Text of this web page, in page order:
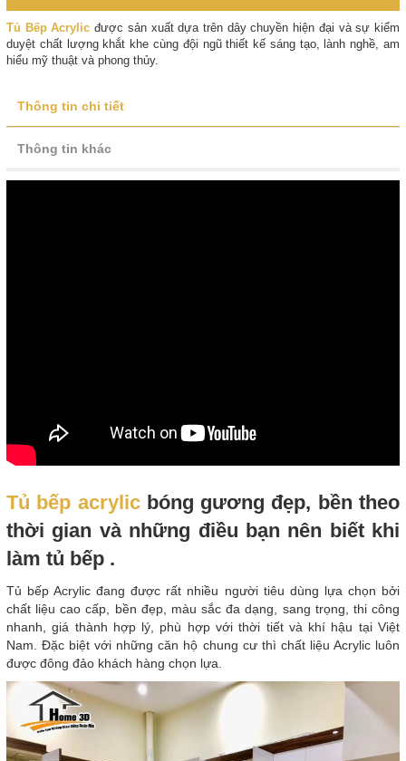
Tủ Bếp Acrylic được sản xuất dựa trên dây chuyền hiện đại và sự kiểm
duyệt chất lượng khắt khe cùng đội ngũ thiết kế sáng tạo, lành nghề, am
hiểu mỹ thuật và phong thủy.
Thông tin chi tiết
Thông tin khác
Tủ bếp acrylicbóng gương đẹp, bền theo
thời gian và những điều bạn nên biết khi
làm tủ bếp .
Tủ bếp Acrylic đang được rất nhiều người tiêu dùng lựa chọn bởi
chất liệu cao cấp, bền đẹp, màu sắc đa dạng, sang trọng, thi công
nhanh, giá thành hợp lý, phù hợp với thời tiết và khí hậu tại Việt
Nam. Đặc biệt với những căn hộ chung cư thì chất liệu Acrylic luôn
được đông đảo khách hàng chọn lựa.